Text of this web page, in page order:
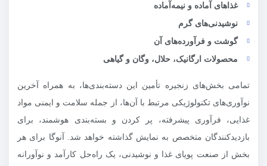
غذاهای آماده و نیمه‌آماده
نوشیدنی‌های گرم
گوشت و فرآورده‌های آن
محصولات ارگانیک، حلال، وگان و گیاهی
تمامی بخش‌های زنجیره تأمین این دسته‌بندی‌ها، به همراه آخرین
نوآوری‌های تکنولوژیکی مرتبط با آن‌ها، از جمله سلامت و ایمنی مواد
غذایی، فرآوری پیشرفته، پر کردن و بسته‌بندی هوشمند، برای
بازدیدکنندگان متخصص به نمایش گذاشته خواهد شد. آنوگا برای هر
بخش از صنعت پویای غذا و نوشیدنی، یک راه‌حل کارآمد و نوآورانه